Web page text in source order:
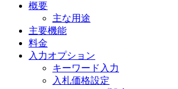
概要
主な用途
主要機能
料金
入力オプション
キーワード入力
入札価格設定